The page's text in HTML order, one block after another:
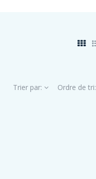
Trier par: Ordre de tri: